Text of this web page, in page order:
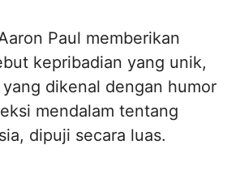
Paul memberikan
kepribadian yang unik,
dikenal dengan humor
mendalam tentang
dipuji secara luas.